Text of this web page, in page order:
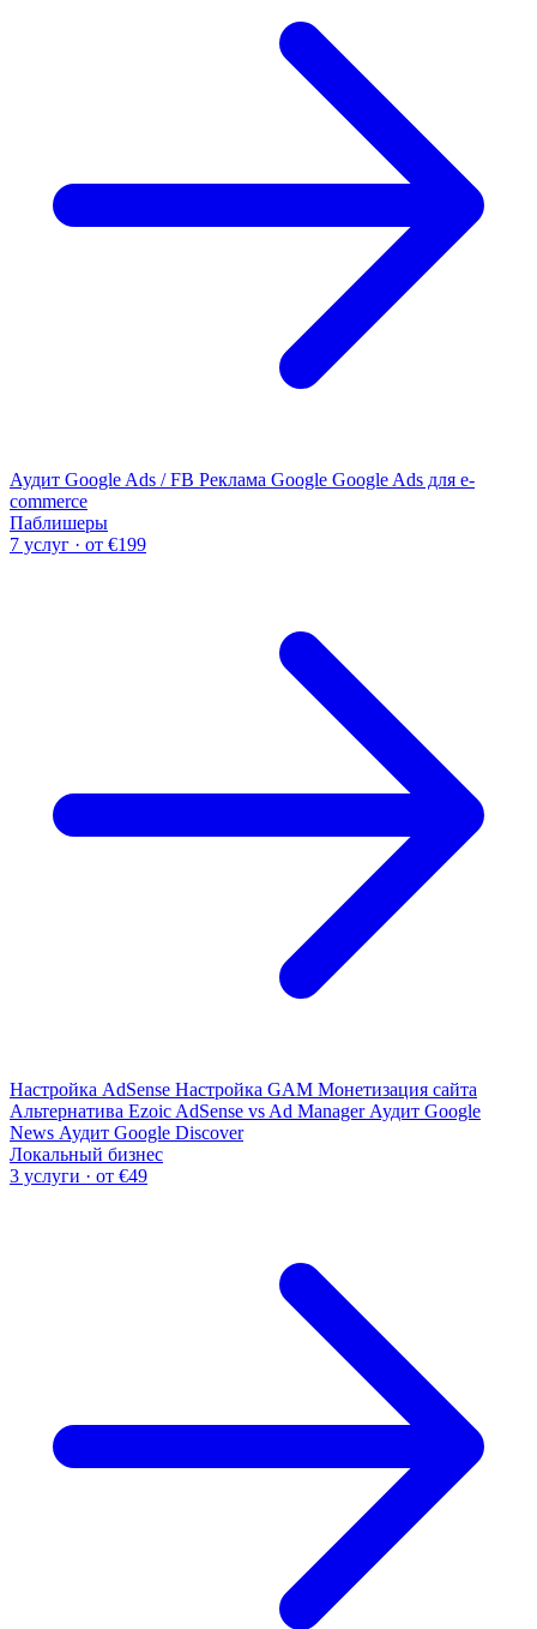
Аудит Google Ads / FB Реклама Google Google Ads для e-
commerce
Паблишеры
7 услуг · от €199
Настройка AdSense Настройка GAM Монетизация сайта
Альтернатива Ezoic AdSense vs Ad Manager Аудит Google
News Аудит Google Discover
Локальный бизнес
3 услуги · от €49